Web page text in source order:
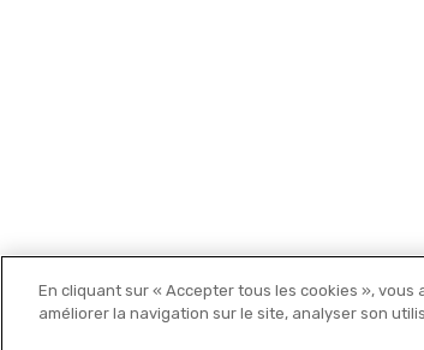
En cliquant sur « Accepter tous les cookies »,
améliorer la navigation sur le site, analyser son